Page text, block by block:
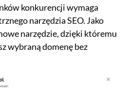
konkurencji wymaga
narzędzia SEO. Jako
narzędzie, dzięki któremu
wybraną domenę bez